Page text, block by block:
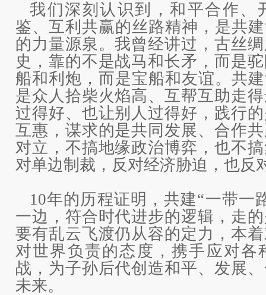
我们深刻认识到，和平合作、
鉴、互利共赢的丝路精神，是共
的力量源泉。我曾经讲过，古丝
史，靠的不是战马和长矛，而是
船和利炮，而是宝船和友谊。共
是众人拾柴火焰高、互帮互助走
过得好、也让别人过得好，践行
互惠，谋求的是共同发展、合作
对立，不搞地缘政治博弈，也不
对单边制裁，反对经济胁迫，也反
10年的历程证明，共建“一带一
一边，符合时代进步的逻辑，走
要有乱云飞渡仍从容的定力，本
对世界负责的态度，携手应对各
战，为子孙后代创造和平、发展
未来。